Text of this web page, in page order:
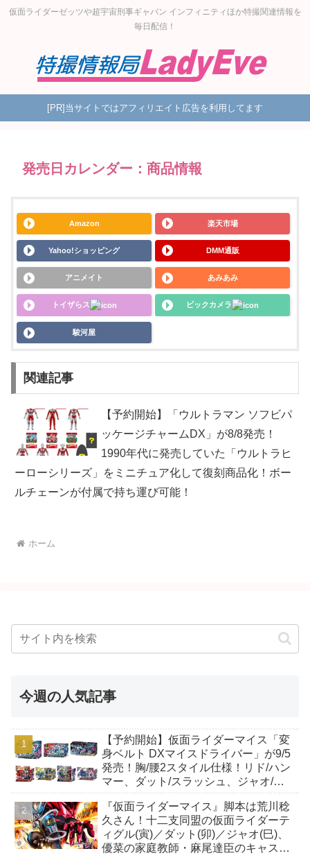
仮面ライダーゼッツや超宇宙刑事ギャバン インフィニティほか特撮関連情報を
毎日配信！
[PR]当サイトではアフィリエイト広告を利用してます
発売日カレンダー：商品情報
Amazon 楽天市場
Yahoo!ショッピング DMM通販
アニメイト あみあみ
トイザらス ビックカメラ
駿河屋
関連記事
【予約開始】「ウルトラマン ソフビパ
ッケージチャームDX」が8/8発売！
1990年代に発売していた「ウルトラヒ
ーローシリーズ」をミニチュア化して復刻商品化！ボー
ルチェーンが付属で持ち運び可能！
ホーム
今週の人気記事
【予約開始】仮面ライダーマイス「変
身ベルト DXマイスドライバー」が9/5
発売！胸/腰2スタイル仕様！リド/ハン
マー、ダット/スラッシュ、ジャオ/バ
も！
『仮面ライダーマイス』脚本は荒川稔
久さん！十二支同盟の仮面ライダーテ
ィグル(寅)／ダット(卯)／ジャオ(巳)、
優菜の家庭教師・麻尾達臣のキャスト